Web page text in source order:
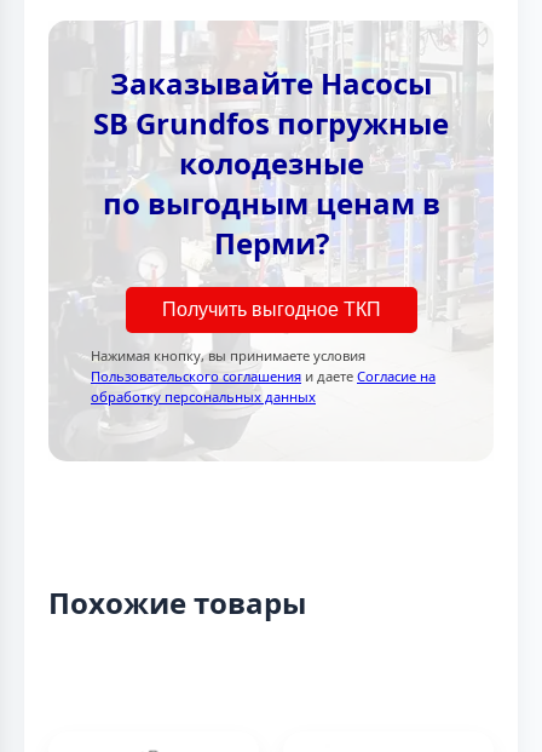
Заказывайте Насосы
SB Grundfos погружные
колодезные
по выгодным ценам в
Перми?
Получить выгодное ТКП
Нажимая кнопку, вы принимаете условия
Пользовательского соглашения и даете Согласие на
обработку персональных данных
Похожие товары